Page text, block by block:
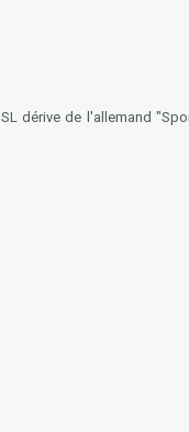
dérive de l'allemand